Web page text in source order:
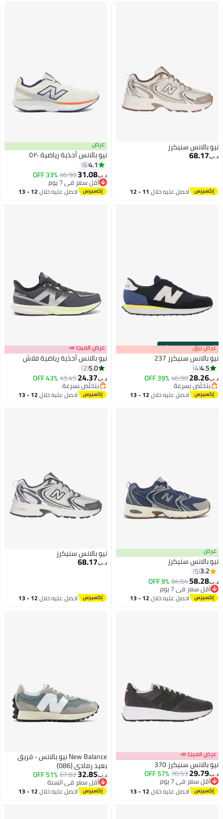
نيو بالانس سنيكرز
د.ب‏68.17
احصل عليه خلال 11 - 12
عرض
نيو بالانس أحذية رياضية ٥٢٠
4.1
6
د.ب‏31.08
46.98
33% OFF
أقل سعر في 7 يوم
أقل سعر في 7 يوماحصل عليه خلال 12 - 13
00m:00s
·
100% Left عرض برق
نيو بالانس سنيكرز 237
4.5
4
د.ب‏28.26
46.98
39% OFF
بتخلّص بسرعة
بتخلّص بسرعةاحصل عليه خلال 12 - 13
عرض الميجا 📣
نيو بالانس أحذية رياضية فلاش
5.0
2
د.ب‏24.37
43.45
43% OFF
بتخلّص بسرعة
بتخلّص بسرعةاحصل عليه خلال 12 - 13
عرض
نيو بالانس سنيكرز
3.2
5
د.ب‏58.28
64.64
9% OFF
أقل سعر في 7 يوم
أقل سعر في 7 يوماحصل عليه خلال 12 - 13
نيو بالانس سنيكرز
د.ب‏68.17
احصل عليه خلال 12 - 13
عرض الميجا 📣
نيو بالانس سنيكرز 370
د.ب‏29.79
70.53
57% OFF أقل سعر في 7 يوم
بتخلّص بسرعة
أقل سعر في 7 يوماحصل عليه خلال 12 - 13
New Balance نيو بالانس - فريق
بعيد رمادي (086)
د.ب‏32.85
67.82
51% OFF
أقل سعر في السنة
أقل سعر في السنة
احصل عليه خلال 12 - 13